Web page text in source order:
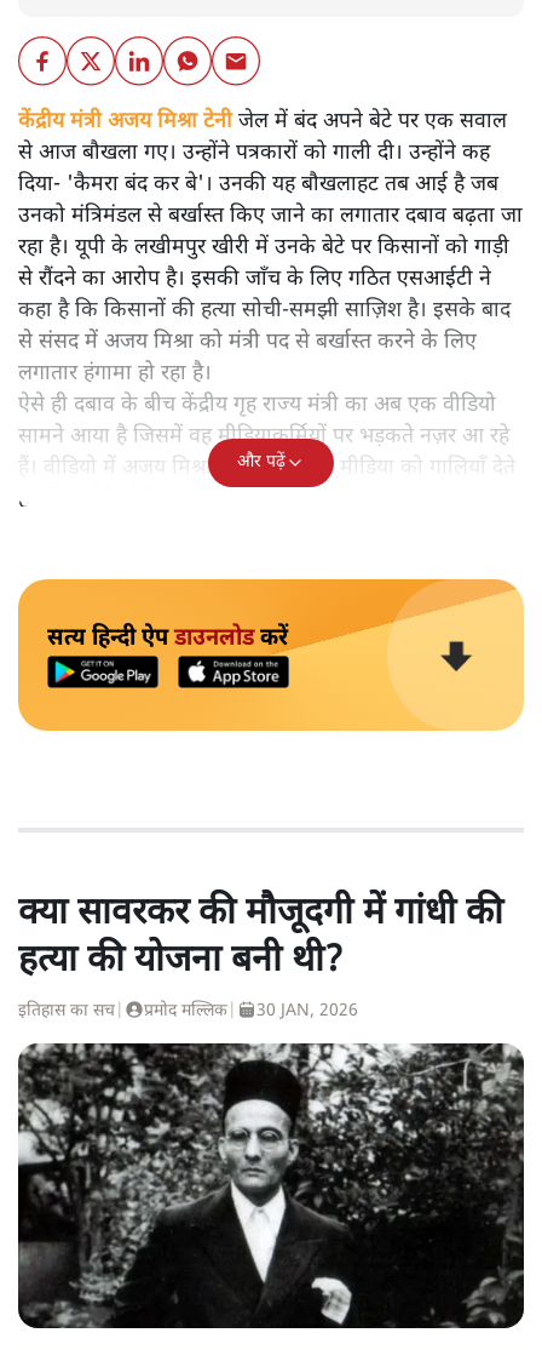
केंद्रीय मंत्री अजय मिश्रा टेनी जेल में बंद अपने बेटे पर एक सवाल
से आज बौखला गए। उन्होंने पत्रकारों को गाली दी। उन्होंने कह
दिया- 'कैमरा बंद कर बे'। उनकी यह बौखलाहट तब आई है जब
उनको मंत्रिमंडल से बर्खास्त किए जाने का लगातार दबाव बढ़ता जा
रहा है। यूपी के लखीमपुर खीरी में उनके बेटे पर किसानों को गाड़ी
से रौंदने का आरोप है। इसकी जाँच के लिए गठित एसआईटी ने
कहा है कि किसानों की हत्या सोची-समझी साज़िश है। इसके बाद
से संसद में अजय मिश्रा को मंत्री पद से बर्खास्त करने के लिए
लगातार हंगामा हो रहा है।
ऐसे ही दबाव के बीच केंद्रीय गृह राज्य मंत्री का अब एक वीडियो
सामने आया है जिसमें वह मीडियाकर्मियों पर भड़कते नज़र आ रहे
हैं। वीडियो में अजय मिश्रा को झपटते और मीडिया को गालियाँ देते
हुए दिखाई दे रहे हैं।
और पढ़ें
सत्य हिन्दी ऐपडाउनलोडकरें
क्या सावरकर की मौजूदगी में गांधी की
हत्या की योजना बनी थी?
इतिहास का सच प्रमोद मल्लिक 30 JAN, 2026